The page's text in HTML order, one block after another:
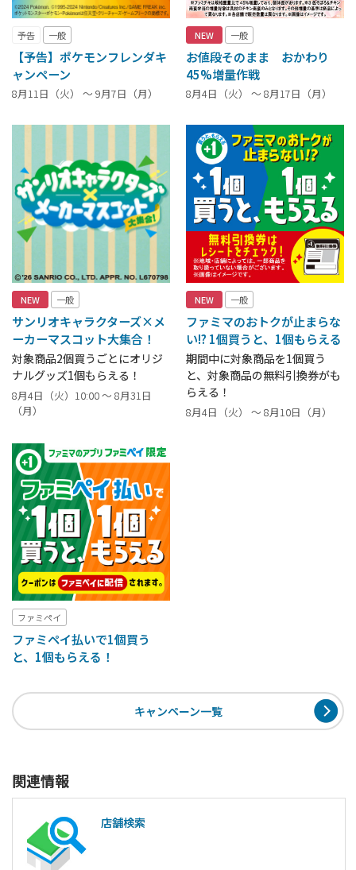
予告 一般
【予告】ポケモンフレンダキ
ャンペーン
8月11日（火） ～ 9月7日（月）
NEW 一般
お値段そのまま おかわり
45%増量作戦
8月4日（火） ～ 8月17日（月）
NEW 一般
サンリオキャラクターズ×メ
ーカーマスコット大集合！
対象商品2個買うごとにオリジ
ナルグッズ1個もらえる！
8月4日（火）10:00 ～ 8月31日
（月）
NEW 一般
ファミマのおトクが止まらな
い!? 1個買うと、1個もらえる
期間中に対象商品を1個買う
と、対象商品の無料引換券がも
らえる！
8月4日（火） ～ 8月10日（月）
ファミペイ
ファミペイ払いで1個買う
と、1個もらえる！
キャンペーン一覧
関連情報
店舗検索